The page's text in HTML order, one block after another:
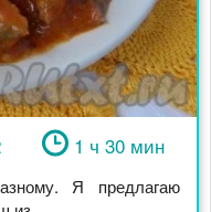
1 ч 30 мин
Я предлагаю